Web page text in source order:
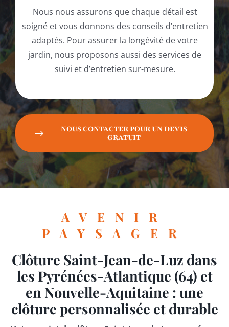
Nous nous assurons que chaque détail est
soigné et vous donnons des conseils d’entretien
adaptés. Pour assurer la longévité de votre
jardin, nous proposons aussi des services de
suivi et d’entretien sur-mesure.
NOUS CONTACTER POUR UN DEVIS
GRATUIT
AVENIR
PAYSAGER
Clôture Saint-Jean-de-Luz dans
les Pyrénées-Atlantique (64) et
en Nouvelle-Aquitaine : une
clôture personnalisée et durable